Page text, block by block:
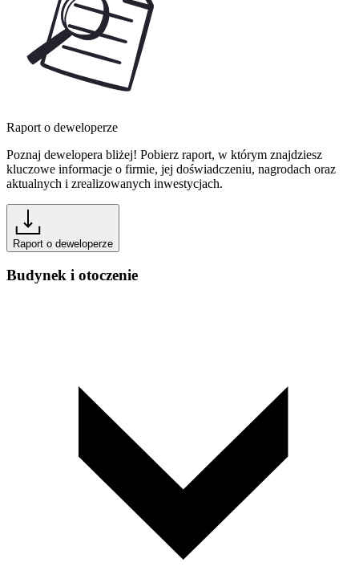
Raport o deweloperze
Poznaj dewelopera bliżej! Pobierz raport, w którym znajdziesz
kluczowe informacje o firmie, jej doświadczeniu, nagrodach oraz
aktualnych i zrealizowanych inwestycjach.
Raport o deweloperze
Budynek i otoczenie